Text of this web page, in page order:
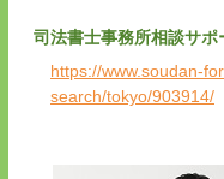
司法書士事務所相談サポ
https://www.soudan-
search/tokyo/903914/